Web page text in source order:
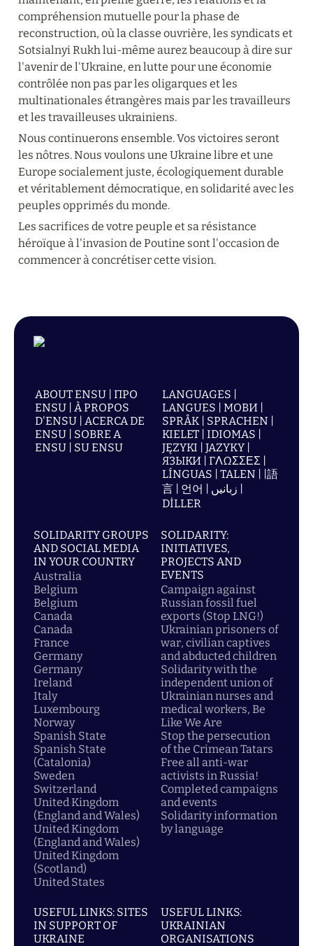
compréhension mutuelle pour la phase de
reconstruction, où la classe ouvrière, les syndicats et
Sotsialnyi Rukh lui-même aurez beaucoup à dire sur
l'avenir de l'Ukraine, en lutte pour une économie
contrôlée non pas par les oligarques et les
multinationales étrangères mais par les travailleurs
et les travailleuses ukrainiens.
Nous continuerons ensemble. Vos victoires seront
les nôtres. Nous voulons une Ukraine libre et une
Europe socialement juste, écologiquement durable
et véritablement démocratique, en solidarité avec les
peuples opprimés du monde.
Les sacrifices de votre peuple et sa résistance
héroïque à l'invasion de Poutine sont l'occasion de
commencer à concrétiser cette vision.
ABOUT ENSU | ПРО
ENSU | À PROPOS
D'ENSU | ACERCA DE
ENSU | SOBRE A
ENSU | SU ENSU
LANGUAGES |
LANGUES | МОВИ |
SPRÅK | SPRACHEN |
KIELET | IDIOMAS |
JĘZYKI | JAZYKY |
ЯЗЫКИ | ΓΛΩΣΣΕΣ |
LÍNGUAS | TALEN | |語
言 | 언어 | زبانیں |
DİLLER
SOLIDARITY GROUPS
AND SOCIAL MEDIA
IN YOUR COUNTRY
Australia
Belgium
Belgium
Canada
Canada
France
Germany
Germany
Ireland
Italy
Luxembourg
Norway
Spanish State
Spanish State
(Catalonia)
Sweden
Switzerland
United Kingdom
(England and Wales)
United Kingdom
(England and Wales)
United Kingdom
(Scotland)
United States
SOLIDARITY:
INITIATIVES,
PROJECTS AND
EVENTS
Campaign against
Russian fossil fuel
exports (Stop LNG!)
Ukrainian prisoners of
war, civilian captives
and abducted children
Solidarity with the
independent union of
Ukrainian nurses and
medical workers, Be
Like We Are
Stop the persecution
of the Crimean Tatars
Free all anti-war
activists in Russia!
Completed campaigns
and events
Solidarity information
by language
USEFUL LINKS: SITES
IN SUPPORT OF
UKRAINE
USEFUL LINKS:
UKRAINIAN
ORGANISATIONS